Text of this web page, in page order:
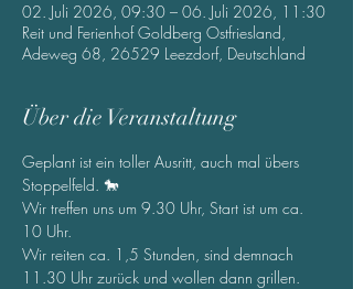
02. Juli 2026, 09:30 – 06. Juli 2026, 11:30
Reit und Ferienhof Goldberg Ostfriesland,
Adeweg 68, 26529 Leezdorf, Deutschland
Über die Veranstaltung
Geplant ist ein toller Ausritt, auch mal übers
Stoppelfeld. 🐎
Wir treffen uns um 9.30 Uhr, Start ist um ca.
10 Uhr.
Wir reiten ca. 1,5 Stunden, sind demnach
11.30 Uhr zurück und wollen dann grillen.